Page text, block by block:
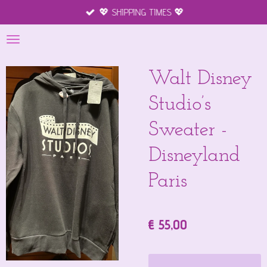
direct
naar
hoofdinhoud
💖 SHIPPING TIMES 💖
Walt Disney
Studio’s
Sweater -
Disneyland
Paris
€ 55,00